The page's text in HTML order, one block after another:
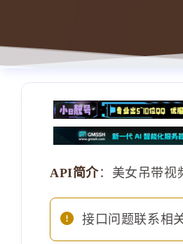
API简介：美女吊带视
接口问题联系相